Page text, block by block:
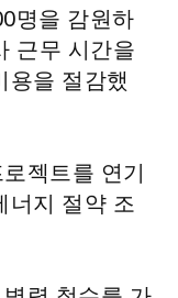
명을 감원하
근무 시간을
용을 절감했
젝트를 연기
너지 절약 조